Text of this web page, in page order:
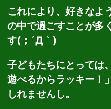
これにより、好きなよ
の中で過ごすことが多
す(；´Д｀)
子どもたちにとっては
遊べるからラッキー！
しれませんし。